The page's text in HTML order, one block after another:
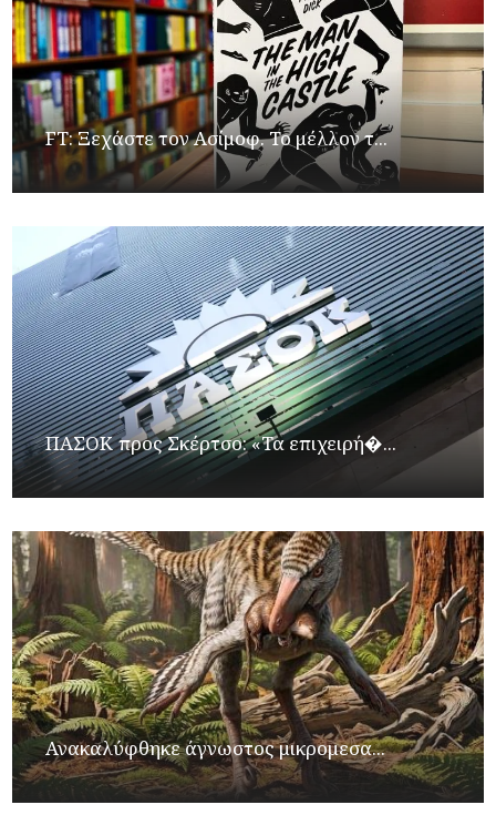
FT: Ξεχάστε τον Ασίμοφ. Το μέλλον τ...
ΠΑΣΟΚ προς Σκέρτσο: «Τα επιχειρή�...
Ανακαλύφθηκε άγνωστος μικρομεσα...